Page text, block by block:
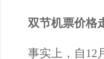
双节机票价格
事实上，自12